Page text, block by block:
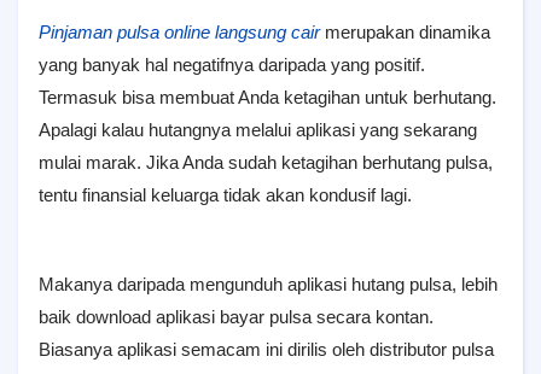
Pinjaman pulsa online langsung cairmerupakan dinamika
yang banyak hal negatifnya daripada yang positif.
Termasuk bisa membuat Anda ketagihan untuk berhutang.
Apalagi kalau hutangnya melalui aplikasi yang sekarang
mulai marak. Jika Anda sudah ketagihan berhutang pulsa,
tentu finansial keluarga tidak akan kondusif lagi.
Makanya daripada mengunduh aplikasi hutang pulsa, lebih
baik download aplikasi bayar pulsa secara kontan.
Biasanya aplikasi semacam ini dirilis oleh distributor pulsa